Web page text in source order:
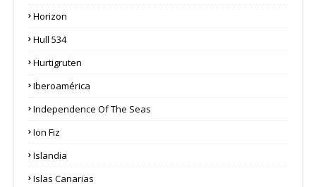
Horizon
Hull 534
Hurtigruten
Iberoamérica
Independence Of The Seas
Ion Fiz
Islandia
Islas Canarias